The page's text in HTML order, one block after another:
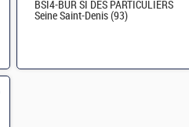
BSI4-BUR SI DES PARTICULIERS
Seine Saint-Denis (93)